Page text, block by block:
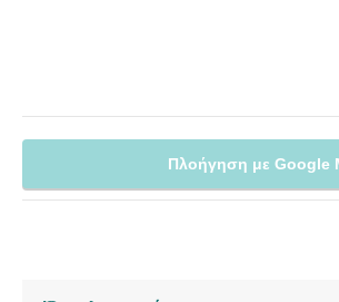
Πλοήγηση με Google